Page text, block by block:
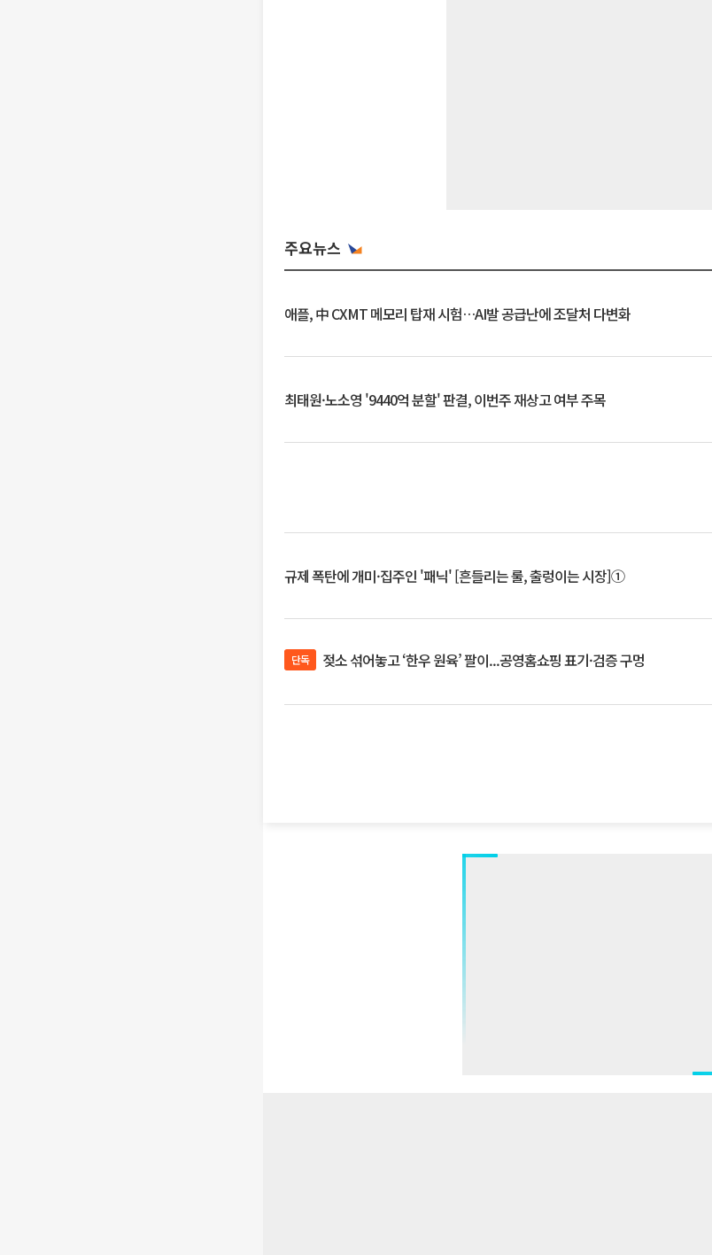
주요뉴스
애플, 中 CXMT 메모리 탑재 시험…AI발 공급난에 조달처 다변화
최태원·노소영 '9440억 분할' 판결, 이번주 재상고 여부 주목
규제 폭탄에 개미·집주인 '패닉' [흔들리는 룰, 출렁이는 시장]①
단독 젖소 섞어놓고 ‘한우 원육’ 팔이...공영홈쇼핑 표기·검증 구멍